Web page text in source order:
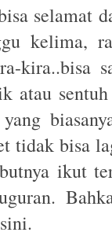
selamat
kelima,
kira..bisa
atau
tidak bisa
ikut